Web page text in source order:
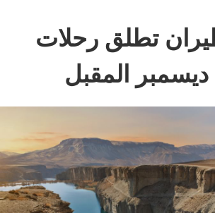
تطلق رحلات
ديسمبر المقبل